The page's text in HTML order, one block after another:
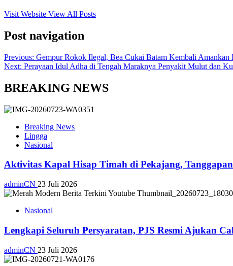
Visit Website View All Posts
Post navigation
Previous: Gempur Rokok Ilegal, Bea Cukai Batam Kembali
Next: Perayaan Idul Adha di Tengah Maraknya Penyakit Mulut dan
BREAKING NEWS
Breaking News
Lingga
Nasional
Aktivitas Kapal Hisap Timah di Pekajang,
adminCN 23 Juli 2026
Nasional
Lengkapi Seluruh Persyaratan, PJS Resmi Ajukan
adminCN 23 Juli 2026